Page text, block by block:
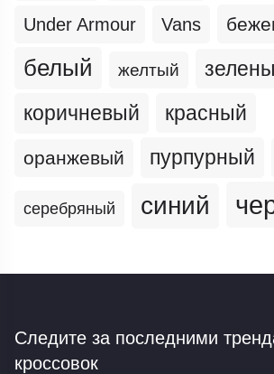
Under Armour Vans
белый желтый
коричневый красный
оранжевый пурпурный
серебряный синий
Следите за последними
кроссовок